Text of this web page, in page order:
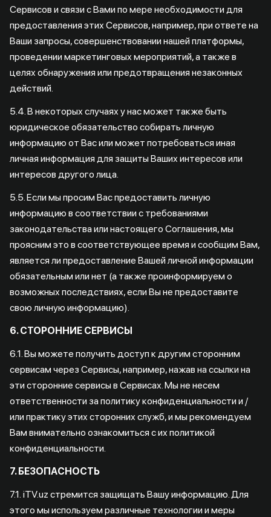
Сервисов и связи с Вами по мере необходимости для
предоставления этих Сервисов, например, при ответе на
Ваши запросы, совершенствовании нашей платформы,
проведении маркетинговых мероприятий, а также в
целях обнаружения или предотвращения незаконных
действий.
5.4. В некоторых случаях у нас может также быть
юридическое обязательство собирать личную
информацию от Вас или может потребоваться иная
личная информация для защиты Ваших интересов или
интересов другого лица.
5.5. Если мы просим Вас предоставить личную
информацию в соответствии с требованиями
законодательства или настоящего Соглашения, мы
проясним это в соответствующее время и сообщим Вам,
является ли предоставление Вашей личной информации
обязательным или нет (а также проинформируем о
возможных последствиях, если Вы не предоставите
свою личную информацию).
6. СТОРОННИЕ СЕРВИСЫ
6.1. Вы можете получить доступ к другим сторонним
сервисам через Сервисы, например, нажав на ссылки на
эти сторонние сервисы в Сервисах. Мы не несем
ответственности за политику конфиденциальности и /
или практику этих сторонних служб, и мы рекомендуем
Вам внимательно ознакомиться с их политикой
конфиденциальности.
7. БЕЗОПАСНОСТЬ
7.1. iTV.uz стремится защищать Вашу информацию. Для
этого мы используем различные технологии и меры